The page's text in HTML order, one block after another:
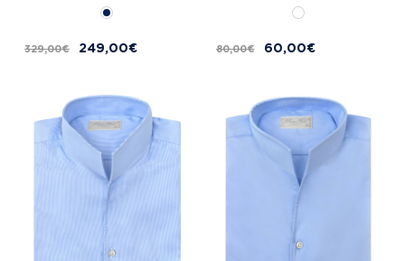
329,00 € 249,00 € 80,00 € 60,00 €